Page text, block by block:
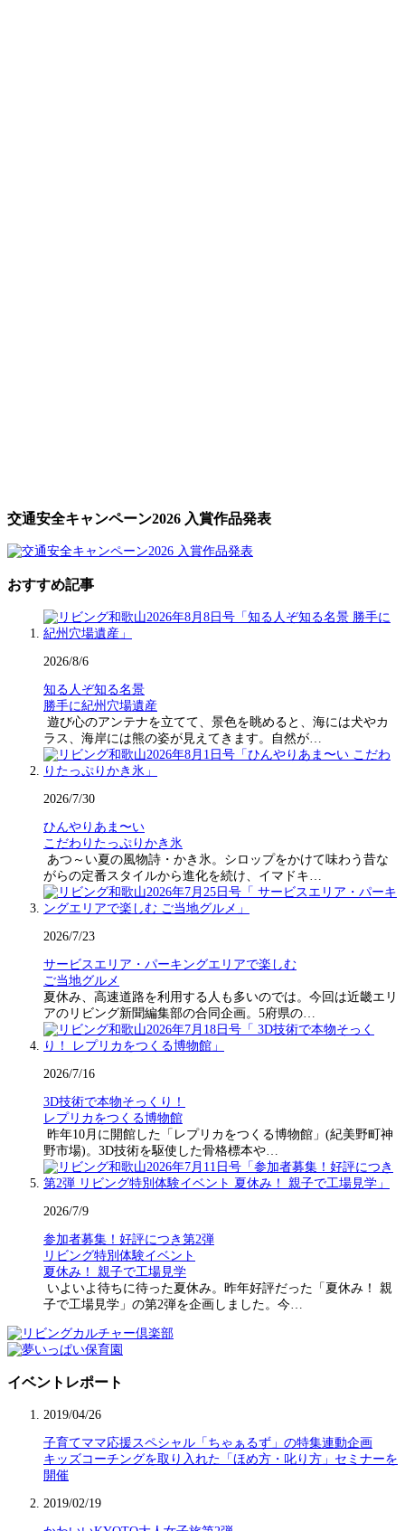
交通安全キャンペーン2026 入賞作品発表
おすすめ記事
2026/8/6
知る人ぞ知る名景
勝手に紀州穴場遺産
遊び心のアンテナを立てて、景色を眺めると、海には犬やカ
ラス、海岸には熊の姿が見えてきます。自然が…
2026/7/30
ひんやりあま〜い
こだわりたっぷりかき氷
あつ～い夏の風物詩・かき氷。シロップをかけて味わう昔な
がらの定番スタイルから進化を続け、イマドキ…
2026/7/23
サービスエリア・パーキングエリアで楽しむ
ご当地グルメ
夏休み、高速道路を利用する人も多いのでは。今回は近畿エリ
アのリビング新聞編集部の合同企画。5府県の…
2026/7/16
3D技術で本物そっくり！
レプリカをつくる博物館
昨年10月に開館した「レプリカをつくる博物館」(紀美野町神
野市場)。3D技術を駆使した骨格標本や…
2026/7/9
参加者募集！好評につき第2弾
リビング特別体験イベント
夏休み！ 親子で工場見学
いよいよ待ちに待った夏休み。昨年好評だった「夏休み！ 親
子で工場見学」の第2弾を企画しました。今…
イベントレポート
2019/04/26
子育てママ応援スペシャル「ちゃぁるず」の特集連動企画
キッズコーチングを取り入れた「ほめ方・叱り方」セミナーを
開催
2019/02/19